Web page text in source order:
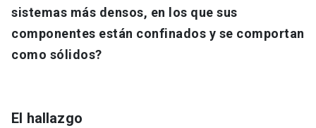
sistemas más densos, en los que sus
componentes están confinados y se comportan
como sólidos?
El hallazgo